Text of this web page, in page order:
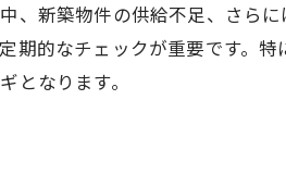
の不動産が高騰する構造的な背
ニュース最新で知る価格変化の
動産ニュースから読み取る需給の
、新築物件の供給不足、さら
期的なチェックが重要です。
となります。
お問い合わせはこちら
お問い合わせはこちら